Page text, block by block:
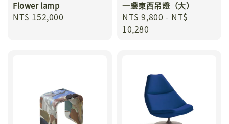
Flower lamp
Regular
NT$ 152,000
一盞東西吊燈（大）
Regular
price
NT$ 9,800 - NT$
10,280